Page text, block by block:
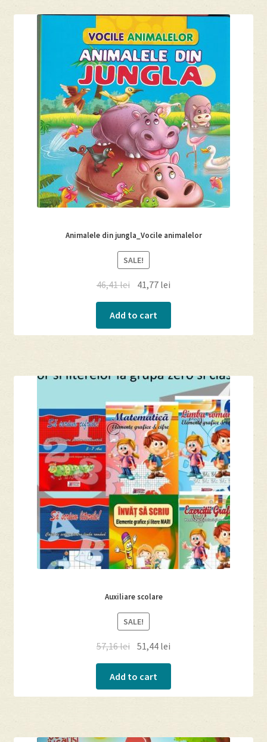
Animalele din jungla_Vocile animalelor
SALE!
46,41lei 41,77 lei
Add to cart
Auxiliare scolare
SALE!
57,16lei 51,44 lei
Add to cart